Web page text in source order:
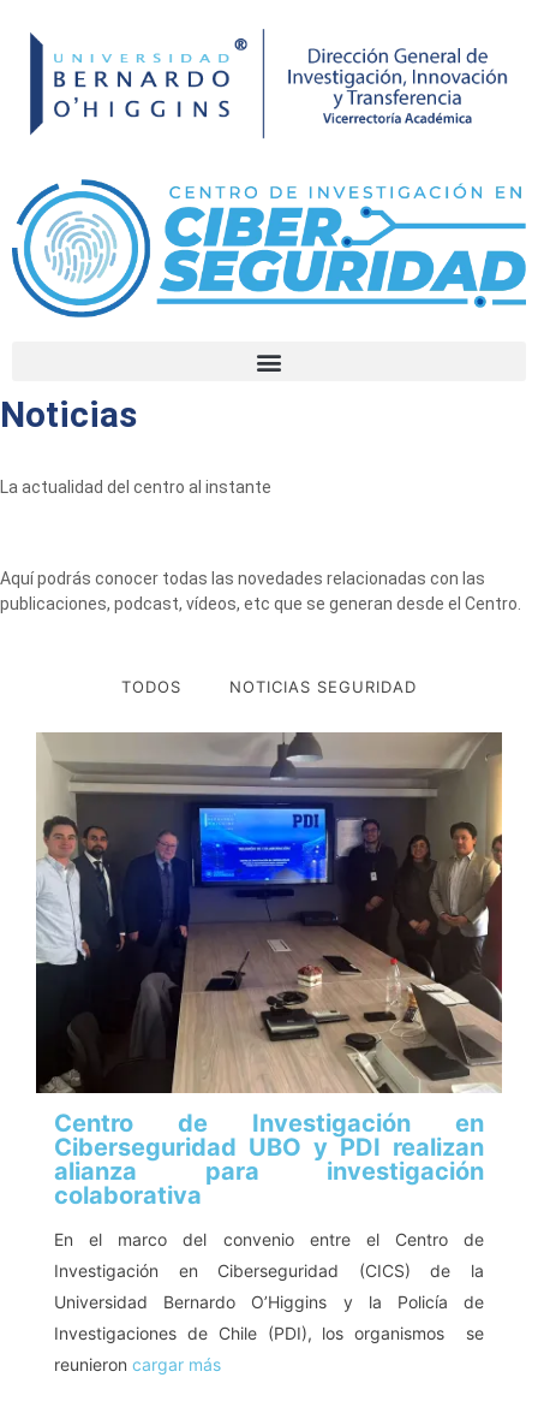
Noticias
La actualidad del centro al instante
Aquí podrás conocer todas las novedades relacionadas con las
publicaciones, podcast, vídeos, etc que se generan desde el Centro.
TODOS NOTICIAS SEGURIDAD
Centro de Investigación en
Ciberseguridad UBO y PDI realizan
alianza para investigación
colaborativa
En el marco del convenio entre el Centro de
Investigación en Ciberseguridad (CICS) de la
Universidad Bernardo O’Higgins y la Policía de
Investigaciones de Chile (PDI), los organismos se
reunieron cargar más